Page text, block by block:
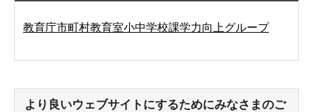
教育庁市町村教育室小中学校課学力向上グループ
より良いウェブサイトにするためにみなさまのご